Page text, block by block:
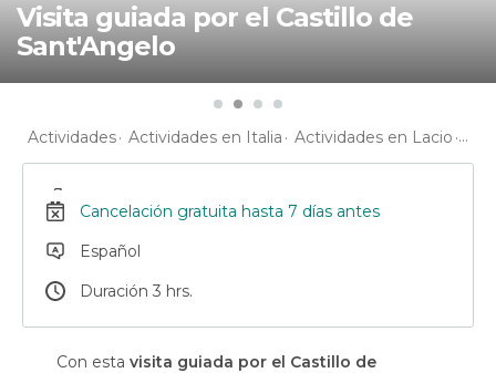
Visita guiada por el Castillo de
Sant'Angelo
Actividades Actividades en Italia Actividades en Lacio
Cancelación gratuita hasta 7 días antes
Español
Duración 3 hrs.
Con esta visita guiada por el Castillo de